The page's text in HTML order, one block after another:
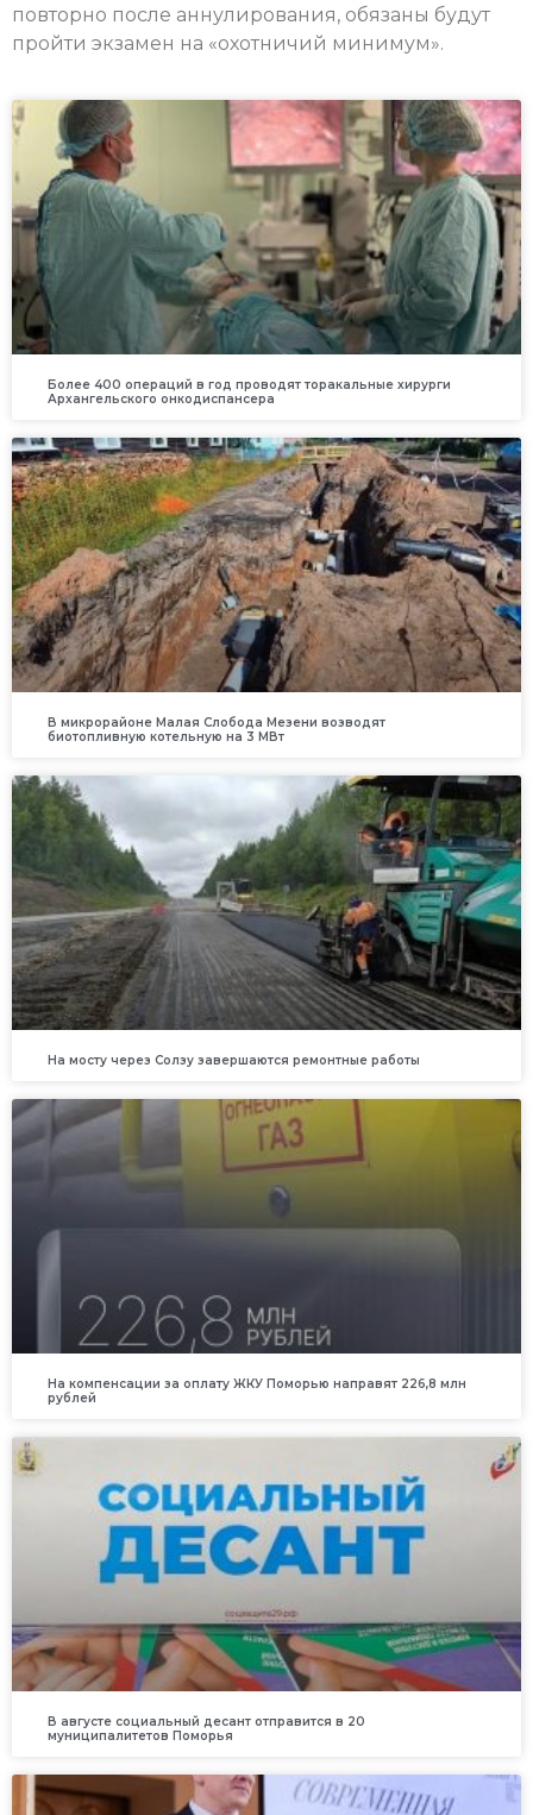
повторно после аннулирования, обязаны будут
пройти экзамен на «охотничий минимум».
Более 400 операций в год проводят торакальные хирурги
Архангельского онкодиспансера
В микрорайоне Малая Слобода Мезени возводят
биотопливную котельную на 3 МВт
На мосту через Солзу завершаются ремонтные работы
На компенсации за оплату ЖКУ Поморью направят 226,8 млн
рублей
В августе социальный десант отправится в 20
муниципалитетов Поморья